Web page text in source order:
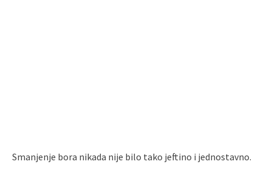
Smanjenje bora nikada nije bilo tako jeftino i jednostavno.